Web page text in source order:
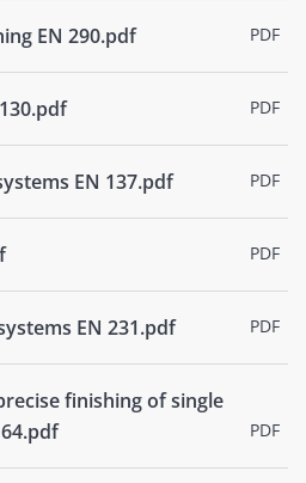
EN 290.pdf PDF
PDF
EN 137.pdf PDF
PDF
EN 231.pdf PDF
finishing of single
PDF